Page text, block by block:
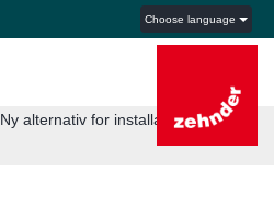
Choose language
Ny alternativ for installasjon av